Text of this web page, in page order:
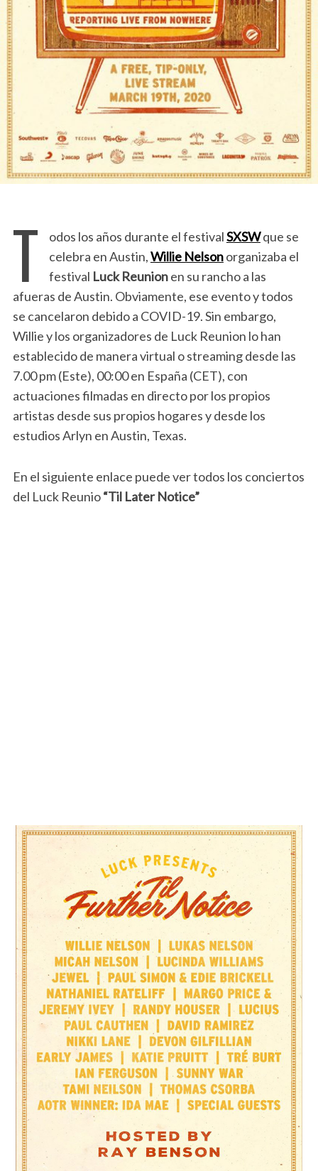
T odos los años durante el festivalSXSWque se
celebra en Austin,Willie Nelsonorganizaba el
festival Luck Reunionen su rancho a las
afueras de Austin. Obviamente, ese evento y todos
se cancelaron debido a COVID-19. Sin embargo,
Willie y los organizadores de Luck Reunion lo han
establecido de manera virtual o streaming desde las
7.00 pm (Este), 00:00 en España (CET), con
actuaciones filmadas en directo por los propios
artistas desde sus propios hogares y desde los
estudios Arlyn en Austin, Texas.
En el siguiente enlace puede ver todos los conciertos
del Luck Reunio“Til Later Notice”